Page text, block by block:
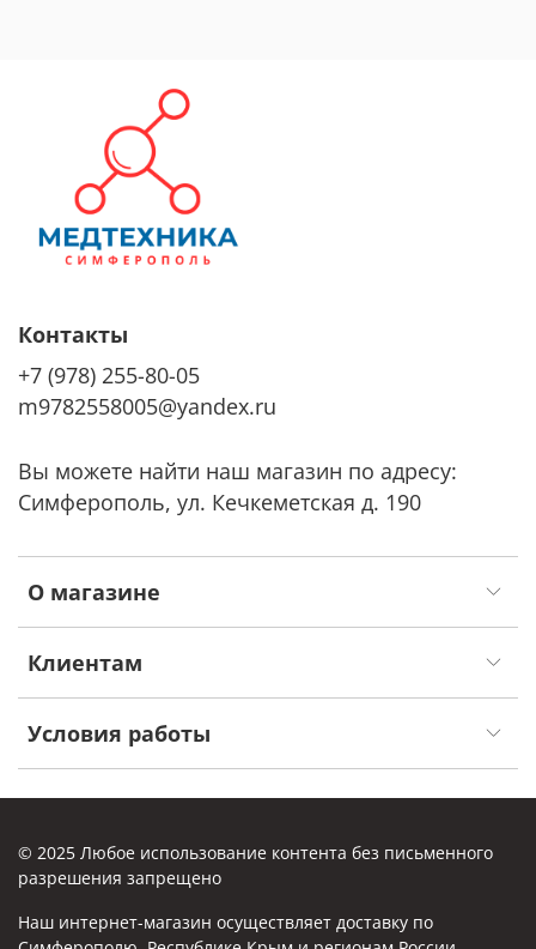
О магазине
Клиентам
Условия работы
Контакты
+7 (978) 255-80-05
m9782558005@yandex.ru
Вы можете найти наш магазин по адресу:
Симферополь, ул. Кечкеметская д. 190
© 2025 Любое использование контента без письменного
разрешения запрещено
Наш интернет-магазин осуществляет доставку по